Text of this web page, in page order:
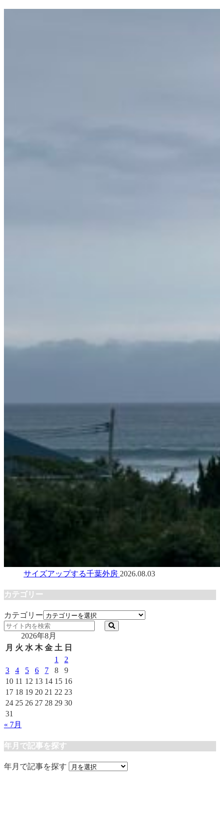
サイズアップする千葉外房 2026.08.03
カテゴリー
カテゴリー
2026年8月
月 火 水 木 金 土 日
1
2
3
4 5 6 7 8
9
10 11 12 13 14 15 16
17 18 19 20 21 22 23
24 25 26 27 28 29 30
31
« 7月
年月で記事を探す
年月で記事を探す